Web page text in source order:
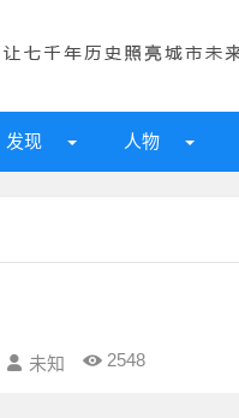
现 人物
未知 2548